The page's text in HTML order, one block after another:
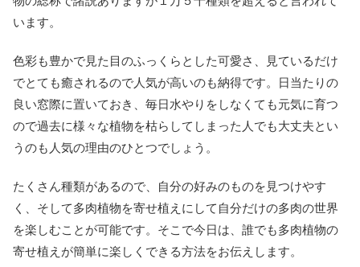
います。
色彩も豊かで見た目のふっくらとした可愛さ、見ているだけ
でとても癒されるので人気が高いのも納得です。日当たりの
良い窓際に置いておき、毎日水やりをしなくても元気に育つ
ので過去に様々な植物を枯らしてしまった人でも大丈夫とい
うのも人気の理由のひとつでしょう。
たくさん種類があるので、自分の好みのものを見つけやす
く、そして多肉植物を寄せ植えにして自分だけの多肉の世界
を楽しむことが可能です。そこで今日は、誰でも多肉植物の
寄せ植えが簡単に楽しくできる方法をお伝えします。